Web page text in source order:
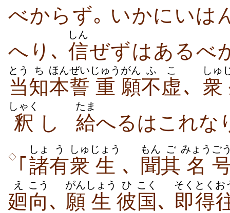
べからず｡ いかにいは
へり､ 信
しん
ぜずはあるべ
当
とう
知
ち
本誓
ほんぜい
重
じゅう
願
がん
不虚
ふこ
､ 衆
しゅ
釈
しゃく
し 給
たま
へるはこれな
◇ ｢ 諸
しょ
有
う
衆
しゅ
生
じょう
､ 聞
もん
其
ご
名
みょう ご
廻
え
向
こう
､ 願
がん
生
しょう
彼
ひ
国
こく
､ 即得
そくとく お